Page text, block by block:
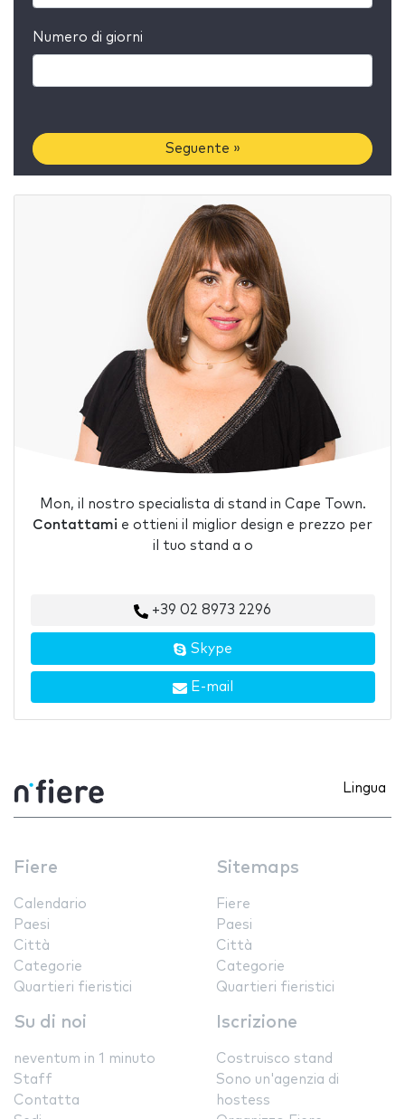
Numero di giorni
Seguente »
Mon, il nostro specialista di stand in Cape Town.
Contattami e ottieni il miglior design e prezzo per
il tuo stand a o
+39 02 8973 2296
Skype
E-mail
Lingua
Fiere
Calendario
Paesi
Città
Categorie
Quartieri fieristici
Sitemaps
Fiere
Paesi
Città
Categorie
Quartieri fieristici
Su di noi
neventum in 1 minuto
Staff
Contatta
Iscrizione
Costruisco stand
Sono un'agenzia di
hostess